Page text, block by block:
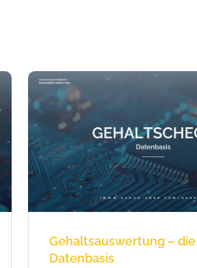
Gehaltsauswertung – die
Datenbasis